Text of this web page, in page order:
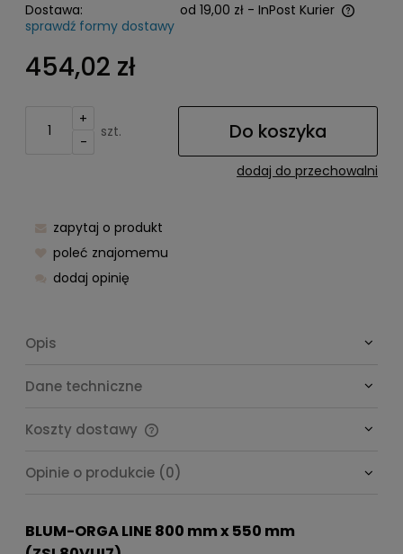
Dostawa:
od 19,00 zł - InPost Kurier
Cena nie zawiera ewentualnych kosztów płatności
sprawdź formy dostawy
454,02 zł
+
-
szt. Do koszyka
dodaj do przechowalni
zapytaj o produkt
poleć znajomemu
dodaj opinię
Opis
Dane techniczne
Koszty dostawy
Opinie o produkcie (0)
BLUM-ORGA LINE 800 mm x 550 mm